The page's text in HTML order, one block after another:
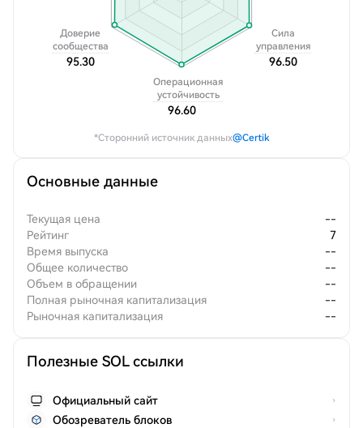
Доверие
сообщества
95.30
Операционная
устойчивость
96.60
Сила
управления
96.50
*Сторонний источник данных@Certik
Основные данные
Текущая цена
--
Рейтинг
7
Время выпуска
--
Общее количество
--
Объем в обращении
--
Полная рыночная капитализация
--
Рыночная капитализация
--
Полезные SOL ссылки
Официальный сайт
Обозреватель блоков